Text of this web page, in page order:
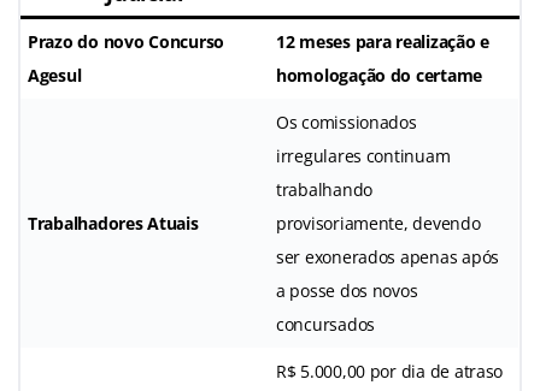
Prazo do novoConcurso
Agesul
12 meses para realização e
homologação do certame
Trabalhadores Atuais
Os comissionados
irregulares continuam
trabalhando
provisoriamente, devendo
ser exonerados apenas após
a posse dos novos
concursados
R$ 5.000,00 por dia de atraso